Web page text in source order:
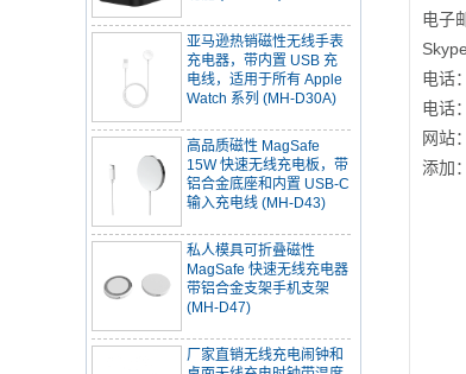
亚马逊热销磁性无线手表
充电器，带内置 USB 充
电线，适用于所有 Apple
Watch 系列 (MH-D30A)
高品质磁性 MagSafe
15W 快速无线充电板，带
铝合金底座和内置 USB-C
输入充电线 (MH-D43)
私人模具可折叠磁性
MagSafe 快速无线充电器
带铝合金支架手机支架
(MH-D47)
厂家直销无线充电闹钟和
桌面无线充电时钟带温度
电子
电话
电话
网站
添加：